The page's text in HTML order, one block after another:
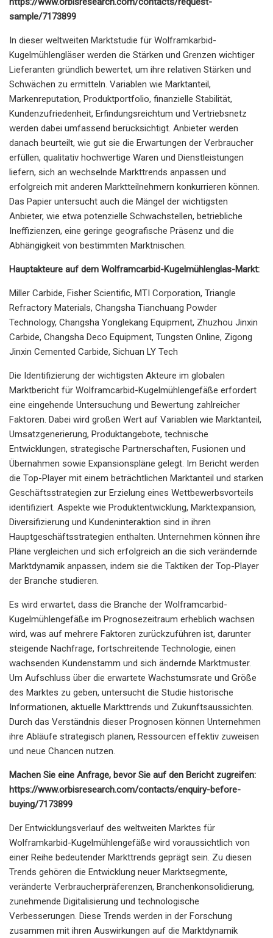
sample/7173899
In dieser weltweiten Marktstudie für Wolframkarbid-
Kugelmühlengläser werden die Stärken und Grenzen wichtiger
Lieferanten gründlich bewertet, um ihre relativen Stärken und
Schwächen zu ermitteln. Variablen wie Marktanteil,
Markenreputation, Produktportfolio, finanzielle Stabilität,
Kundenzufriedenheit, Erfindungsreichtum und Vertriebsnetz
werden dabei umfassend berücksichtigt. Anbieter werden
danach beurteilt, wie gut sie die Erwartungen der Verbraucher
erfüllen, qualitativ hochwertige Waren und Dienstleistungen
liefern, sich an wechselnde Markttrends anpassen und
erfolgreich mit anderen Marktteilnehmern konkurrieren können.
Das Papier untersucht auch die Mängel der wichtigsten
Anbieter, wie etwa potenzielle Schwachstellen, betriebliche
Ineffizienzen, eine geringe geografische Präsenz und die
Abhängigkeit von bestimmten Marktnischen.
Hauptakteure auf dem Wolframcarbid-Kugelmühlenglas-Markt:
Miller Carbide, Fisher Scientific, MTI Corporation, Triangle
Refractory Materials, Changsha Tianchuang Powder
Technology, Changsha Yonglekang Equipment, Zhuzhou Jinxin
Carbide, Changsha Deco Equipment, Tungsten Online, Zigong
Jinxin Cemented Carbide, Sichuan LY Tech
Die Identifizierung der wichtigsten Akteure im globalen
Marktbericht für Wolframcarbid-Kugelmühlengefäße erfordert
eine eingehende Untersuchung und Bewertung zahlreicher
Faktoren. Dabei wird großen Wert auf Variablen wie Marktanteil,
Umsatzgenerierung, Produktangebote, technische
Entwicklungen, strategische Partnerschaften, Fusionen und
Übernahmen sowie Expansionspläne gelegt. Im Bericht werden
die Top-Player mit einem beträchtlichen Marktanteil und starken
Geschäftsstrategien zur Erzielung eines Wettbewerbsvorteils
identifiziert. Aspekte wie Produktentwicklung, Marktexpansion,
Diversifizierung und Kundeninteraktion sind in ihren
Hauptgeschäftsstrategien enthalten. Unternehmen können ihre
Pläne vergleichen und sich erfolgreich an die sich verändernde
Marktdynamik anpassen, indem sie die Taktiken der Top-Player
der Branche studieren.
Es wird erwartet, dass die Branche der Wolframcarbid-
Kugelmühlengefäße im Prognosezeitraum erheblich wachsen
wird, was auf mehrere Faktoren zurückzuführen ist, darunter
steigende Nachfrage, fortschreitende Technologie, einen
wachsenden Kundenstamm und sich ändernde Marktmuster.
Um Aufschluss über die erwartete Wachstumsrate und Größe
des Marktes zu geben, untersucht die Studie historische
Informationen, aktuelle Markttrends und Zukunftsaussichten.
Durch das Verständnis dieser Prognosen können Unternehmen
ihre Abläufe strategisch planen, Ressourcen effektiv zuweisen
und neue Chancen nutzen.
Machen Sie eine Anfrage, bevor Sie auf den Bericht zugreifen:
https://www.orbisresearch.com/contacts/enquiry-before-
buying/7173899
Der Entwicklungsverlauf des weltweiten Marktes für
Wolframkarbid-Kugelmühlengefäße wird voraussichtlich von
einer Reihe bedeutender Markttrends geprägt sein. Zu diesen
Trends gehören die Entwicklung neuer Marktsegmente,
veränderte Verbraucherpräferenzen, Branchenkonsolidierung,
zunehmende Digitalisierung und technologische
Verbesserungen. Diese Trends werden in der Forschung
zusammen mit ihren Auswirkungen auf die Marktdynamik